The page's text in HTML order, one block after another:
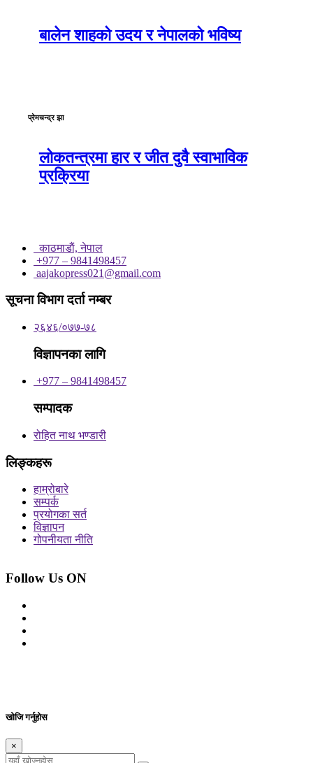
बालेन शाहको उदय र नेपालको भविष्य
प्रेमचन्द्र झा
लोकतन्त्रमा हार र जीत दुवै स्वाभाविक
प्रक्रिया
काठमाडाैं, नेपाल
+977 – 9841498457
aajakopress021@gmail.com
सूचना विभाग दर्ता नम्बर
२६४६/०७७-७८
विज्ञापनका लागि
+977 – 9841498457
सम्पादक
रोहित नाथ भण्डारी
लिङ्कहरू
हाम्रोबारे
सम्पर्क
प्रयोगका सर्त
विज्ञापन
गोपनीयता नीति
Follow Us ON
खोजि गर्नुहोस
×